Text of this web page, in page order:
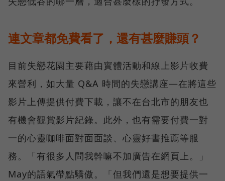
連文章都免費看了，還有甚麼賺頭？
目前失戀花園主要藉由實體活動和線上影片收費
來營利，如大量 Q&A 時間的失戀講座—在將這些
影片上傳提供付費下載，讓不在台北市的朋友也
有機會觀賞影片紀錄。此外，也有需要付費一對
一的心靈咖啡面對面面談、心靈好書推薦等服
務。「有很多人問我幹嘛不加廣告在網頁上。」
May的語氣帶點驕傲。「但我們還是想要提供一